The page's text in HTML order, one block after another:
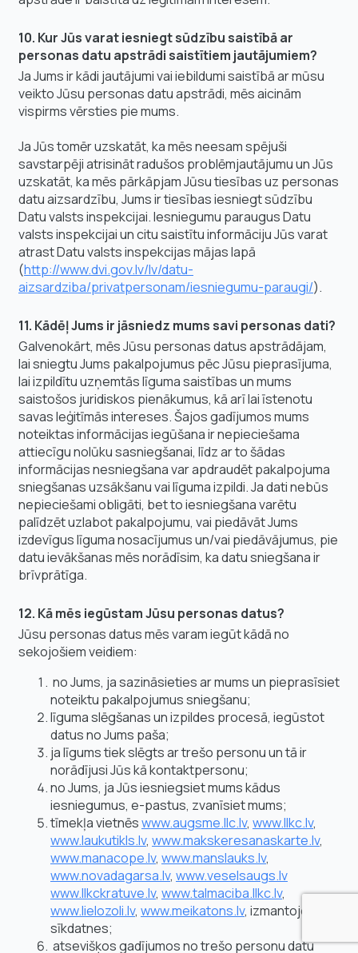
10. Kur Jūs varat iesniegt sūdzību saistībā ar
personas datu apstrādi saistītiem jautājumiem?
Ja Jums ir kādi jautājumi vai iebildumi saistībā ar mūsu
veikto Jūsu personas datu apstrādi, mēs aicinām
vispirms vērsties pie mums.
Ja Jūs tomēr uzskatāt, ka mēs neesam spējuši
savstarpēji atrisināt radušos problēmjautājumu un Jūs
uzskatāt, ka mēs pārkāpjam Jūsu tiesības uz personas
datu aizsardzību, Jums ir tiesības iesniegt sūdzību
Datu valsts inspekcijai. Iesniegumu paraugus Datu
valsts inspekcijai un citu saistītu informāciju Jūs varat
atrast Datu valsts inspekcijas mājas lapā
(http://www.dvi.gov.lv/lv/datu-
aizsardziba/privatpersonam/iesniegumu-paraugi/).
11. Kādēļ Jums ir jāsniedz mums savi personas dati?
Galvenokārt, mēs Jūsu personas datus apstrādājam,
lai sniegtu Jums pakalpojumus pēc Jūsu pieprasījuma,
lai izpildītu uzņemtās līguma saistības un mums
saistošos juridiskos pienākumus, kā arī lai īstenotu
savas leģitīmās intereses. Šajos gadījumos mums
noteiktas informācijas iegūšana ir nepieciešama
attiecīgu nolūku sasniegšanai, līdz ar to šādas
informācijas nesniegšana var apdraudēt pakalpojuma
sniegšanas uzsākšanu vai līguma izpildi. Ja dati nebūs
nepieciešami obligāti, bet to iesniegšana varētu
palīdzēt uzlabot pakalpojumu, vai piedāvāt Jums
izdevīgus līguma nosacījumus un/vai piedāvājumus, pie
datu ievākšanas mēs norādīsim, ka datu sniegšana ir
brīvprātīga.
12. Kā mēs iegūstam Jūsu personas datus?
Jūsu personas datus mēs varam iegūt kādā no
sekojošiem veidiem:
no Jums, ja sazināsieties ar mums un pieprasīsiet
noteiktu pakalpojumus sniegšanu;
līguma slēgšanas un izpildes procesā, iegūstot
datus no Jums paša;
ja līgums tiek slēgts ar trešo personu un tā ir
norādījusi Jūs kā kontaktpersonu;
no Jums, ja Jūs iesniegsiet mums kādus
iesniegumus, e-pastus, zvanīsiet mums;
tīmekļa vietnēswww.augsme.llc.lv, www.llkc.lv,
www.laukutikls.lv, www.makskeresanaskarte.lv,
www.manacope.lv, www.manslauks.lv,
www.novadagarsa.lv, www.veselsaugs.lv
www.llkckratuve.lv, www.talmaciba.llkc.lv,
www.lielozoli.lv, www.meikatons.lv, izmantojot
sīkdatnes;
atsevišķos gadījumos no trešo personu datu